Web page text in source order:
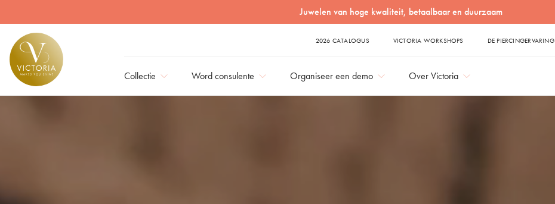
2026 CATALOGUS VICTORIA WORKSHOPS DE PIERCINGERVARING
Collectie Word consulente Organiseer een demo Over Victoria